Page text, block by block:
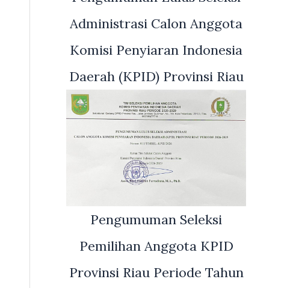
Administrasi Calon Anggota
Komisi Penyiaran Indonesia
Daerah (KPID) Provinsi Riau
Pengumuman Seleksi
Pemilihan Anggota KPID
Provinsi Riau Periode Tahun